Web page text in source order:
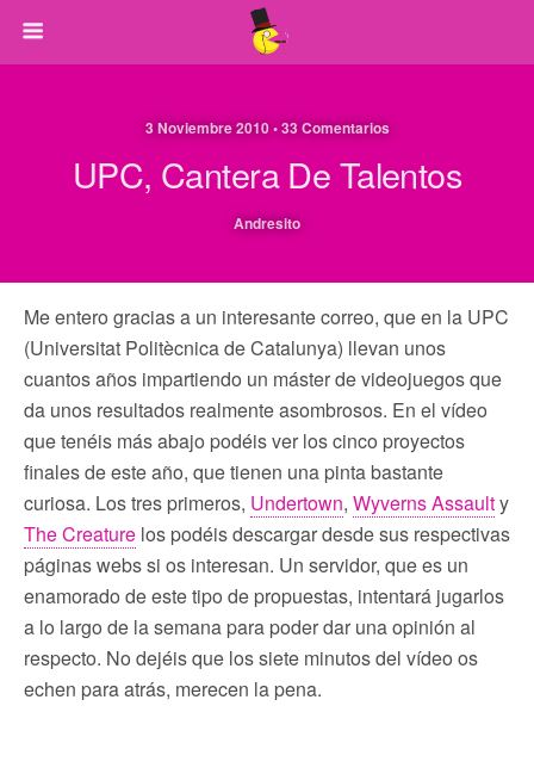
3 Noviembre 2010 • 33 Comentarios
UPC, Cantera De Talentos
Andresito
Me entero gracias a un interesante correo, que en la UPC
(Universitat Politècnica de Catalunya) llevan unos
cuantos años impartiendo un máster de videojuegos que
da unos resultados realmente asombrosos. En el vídeo
que tenéis más abajo podéis ver los cinco proyectos
finales de este año, que tienen una pinta bastante
curiosa. Los tres primeros, Undertown, Wyverns Assaulty
The Creature los podéis descargar desde sus respectivas
páginas webs si os interesan. Un servidor, que es un
enamorado de este tipo de propuestas, intentará jugarlos
a lo largo de la semana para poder dar una opinión al
respecto. No dejéis que los siete minutos del vídeo os
echen para atrás, merecen la pena.